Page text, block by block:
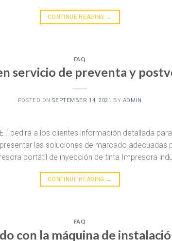
CONTINUE READING →
FAQ
servicio de preventa y
POSTED ONSEPTEMBER 14, 2021 BY ADMIN
pedirá a los clientes información detallada
las soluciones de marcado adecuadas
portátil de inyección de tinta Impresora
CONTINUE READING →
FAQ
con la máquina de